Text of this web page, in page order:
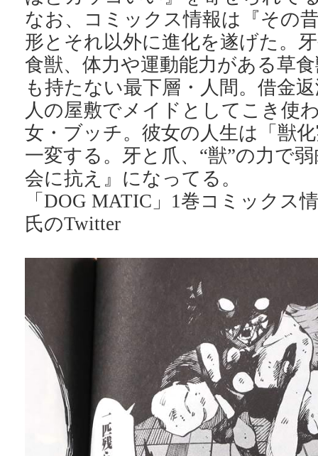
なお、コミックス情報は『その
形とそれ以外に進化を遂げた。
食獣、体力や運動能力がある草
も持たない最下層・人間。借金
人の屋敷でメイドとしてこき使
女・ブッチ。彼女の人生は「獣
一変する。牙と爪、“獣”の力で
会に抗え』になってる。
「DOG MATIC」1巻コミックス
氏のTwitter